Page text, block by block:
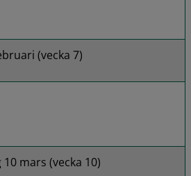
(vecka 7)
10 mars (vecka 10)